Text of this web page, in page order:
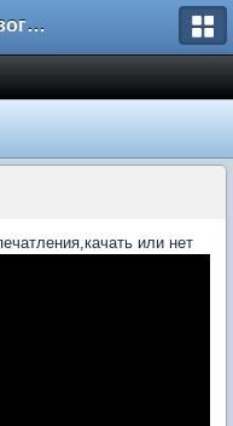
Форум игрового проекта Riverrise
или нет